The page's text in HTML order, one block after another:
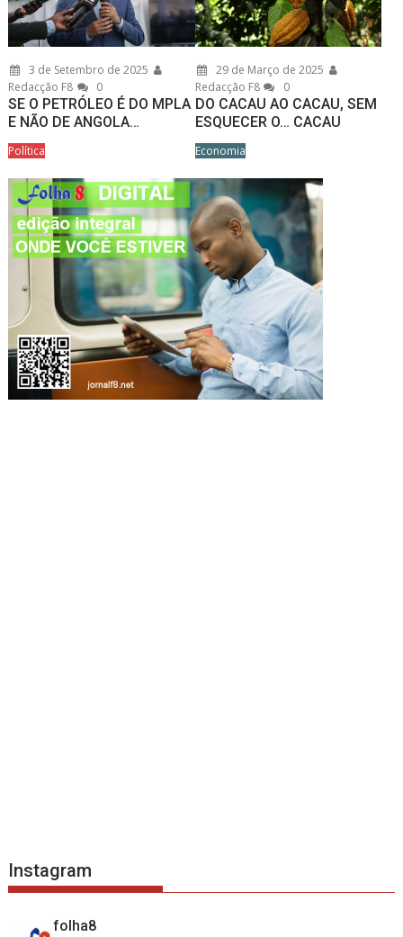
3 de Setembro de 2025
Redacção F8
0
SE O PETRÓLEO É DO MPLA
E NÃO DE ANGOLA…
Política
29 de Março de 2025
Redacção F8
0
DO CACAU AO CACAU, SEM
ESQUECER O… CACAU
Economia
Instagram
folha8